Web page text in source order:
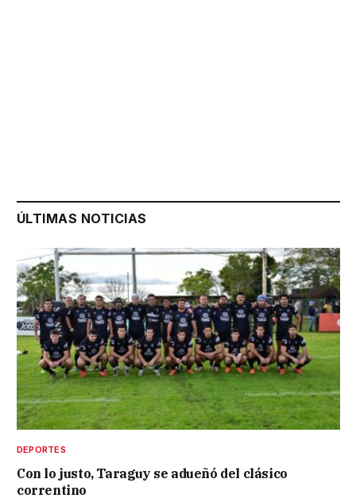
ÚLTIMAS NOTICIAS
DEPORTES
Con lo justo, Taraguy se adueñó del clásico
correntino